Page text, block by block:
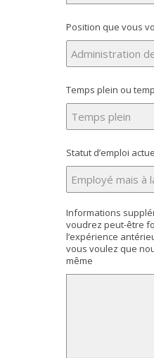
Position que vous
Temps plein ou
Statut d’emploi
Informations
voudrez peut-être
l’expérience
vous voulez que
même